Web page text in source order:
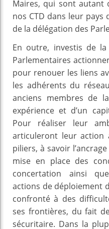
Maires, qui sont autant
nos CTD dans leur pays
de la délégation des
En outre, investis de
Parlementaires
pour renouer les liens
les adhérents du
anciens membres de
expérience et d’un
Pour réaliser leur
articuleront leur action
piliers, à savoir
mise en place des
concertation ainsi
actions de déploiement
confronté à des
ses frontières, du fait
sécuritaire. Dans la